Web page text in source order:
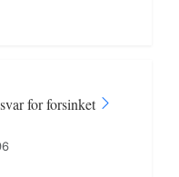
for forsinket